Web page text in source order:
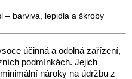
– barviva, lepidla a škroby
účinná a odolná zařízení,
podmínkách. Jejich
nároky na údržbu z